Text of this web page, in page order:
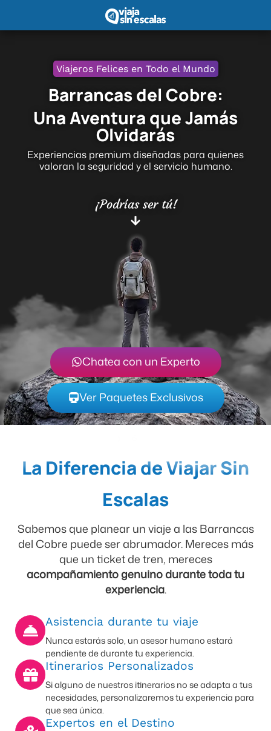
Viajeros Felices en Todo el Mundo
Barrancas del Cobre:
Una Aventura que Jamás
Olvidarás
Experiencias premium diseñadas para quienes
valoran la seguridad y el servicio humano.
¡Podrías ser tú!
Chatea con un Experto
Ver Paquetes Exclusivos
La Diferencia de Viajar Sin
Escalas
Sabemos que planear un viaje a las Barrancas
del Cobre puede ser abrumador. Mereces más
que un ticket de tren, mereces
acompañamiento genuino durante toda tu
experiencia.
Asistencia durante tu viaje
Nunca estarás solo, un asesor humano estará
pendiente de durante tu experiencia.​
Itinerarios Personalizados
Si alguno de nuestros itinerarios no se adapta a tus
necesidades, personalizaremos tu experiencia para
que sea única.
Expertos en el Destino